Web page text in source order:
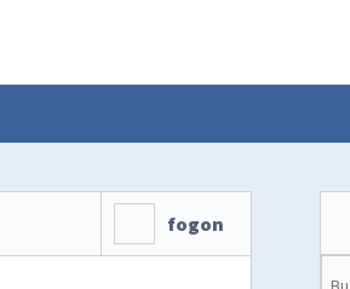
fogon